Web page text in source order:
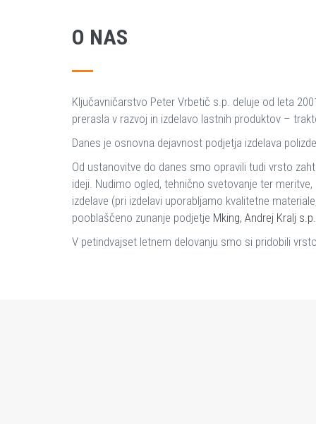
O NAS
Ključavničarstvo Peter Vrbetič s.p. deluje od leta
prerasla v razvoj in izdelavo lastnih produktov –
Danes je osnovna dejavnost podjetja izdelava
Od ustanovitve do danes smo opravili tudi vrsto
ideji. Nudimo ogled, tehnično svetovanje ter
izdelave (pri izdelavi uporabljamo kvalitetne
pooblaščeno zunanje podjetje Mking, Andrej Kralj s.p.
V petindvajset letnem delovanju smo si pridobili